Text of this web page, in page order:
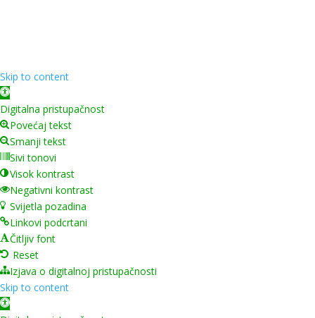
Skip to content
Open toolbar
Digitalna pristupačnost
Povećaj tekst
Smanji tekst
Sivi tonovi
Visok kontrast
Negativni kontrast
Svijetla pozadina
Linkovi podcrtani
Čitljiv font
Reset
Izjava o digitalnoj pristupačnosti
Skip to content
Open toolbar